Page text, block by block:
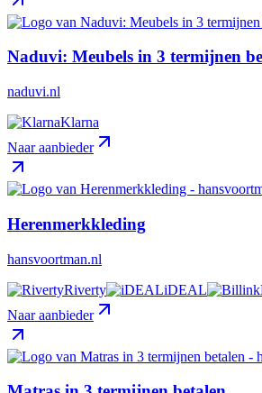
Naduvi: Meubels in 3 termijnen
naduvi.nl
Klarna
Naar aanbieder
Herenmerkkleding
hansvoortman.nl
Riverty
iDEAL
Naar aanbieder